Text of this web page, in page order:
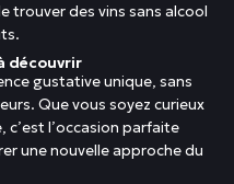
trouver des vins sans alcool
découvrir
gustative unique, sans
Que vous soyez curieux
c’est l’occasion parfaite
une nouvelle approche du